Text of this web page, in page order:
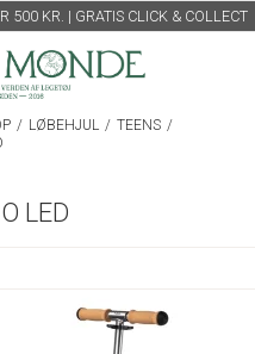
500 KR. | GRATIS CLICK & COLLECT
/ LØBEHJUL / TEENS /
LED